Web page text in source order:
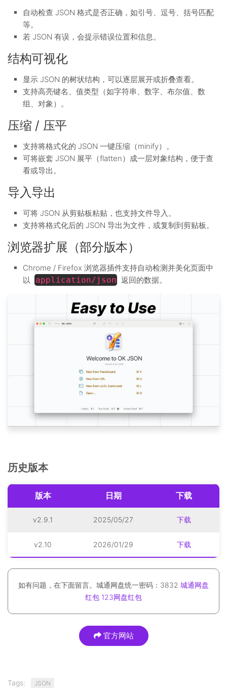
自动检查 JSON 格式是否正确，如引号、逗号、括号匹配
等。
若 JSON 有误，会提示错误位置和信息。
结构可视化
显示 JSON 的树状结构，可以逐层展开或折叠查看。
支持高亮键名、值类型（如字符串、数字、布尔值、数
组、对象）。
压缩 / 压平
支持将格式化的 JSON 一键压缩（minify）。
可将嵌套 JSON 展平（flatten）成一层对象结构，便于查
看或导出。
导入导出
可将 JSON 从剪贴板粘贴，也支持文件导入。
支持将格式化后的 JSON 导出为文件，或复制到剪贴板。
浏览器扩展（部分版本）
Chrome / Firefox 浏览器插件支持自动检测并美化页面中
以
application/json 返回的数据。
历史版本
版本 日期 下载
v2.9.1 2025/05/27 下载
v2.10 2026/01/29 下载
如有问题，在下面留言。城通网盘统一密码：3832 城通网盘
红包 123网盘红包
官方网站
Tags: JSON